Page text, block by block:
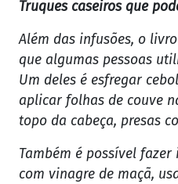
Truques caseiros que
Além das infusões, o
que algumas pessoas
Um deles é esfregar
aplicar folhas de couve
topo da cabeça, presas
Também é possível
com vinagre de maçã,